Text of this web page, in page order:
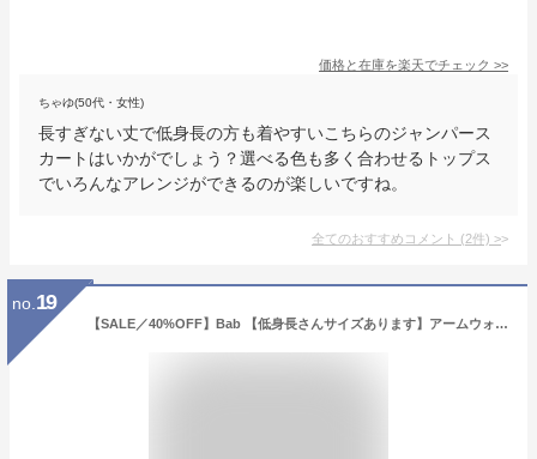
価格と在庫を楽天でチェック >>
ちゃゆ(50代・女性)
長すぎない丈で低身長の方も着やすいこちらのジャンパース
カートはいかがでしょう？選べる色も多く合わせるトップス
でいろんなアレンジができるのが楽しいですね。
全てのおすすめコメント (2件) >
no. 19
【SALE／40%OFF】Bab 【低身長さんサイズあります】アームウォーマー付きニットワンピース ブージュルード ワンピース・ドレス その他のワンピース・ドレス ホワイト グレー ブラウン【送料無料】